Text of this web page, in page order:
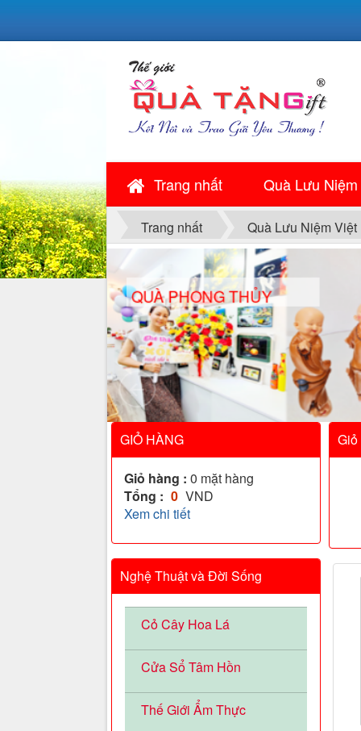
Trang nhất Quà Lưu
Trang nhất Quà Lưu Niệm Việt
QUÀ PHONG THỦY
GIỎ HÀNG
Giỏ hàng : 0 mặt hàng
Tổng : 0 VND
Xem chi tiết
Nghệ Thuật và Đời Sống
Cỏ Cây Hoa Lá
Cửa Sổ Tâm Hồn
Thế Giới Ẩm Thực